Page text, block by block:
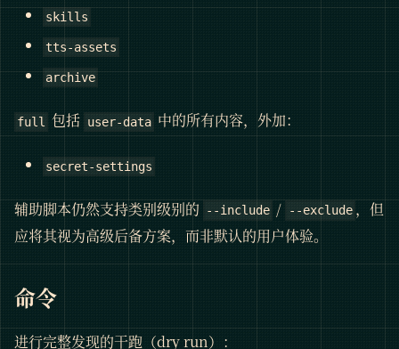
skills
tts-assets
archive
full 包括 user-data 中的所有内容，外加：
secret-settings
辅助脚本仍然支持类别级别的 --include / --exclude ，但
应将其视为高级后备方案，而非默认的用户体验。
命令
进行完整发现的干跑（dry run）：